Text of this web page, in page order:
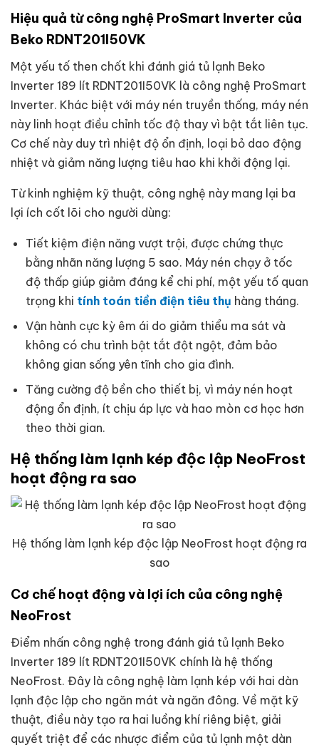
Hiệu quả từ công nghệ ProSmart Inverter của
Beko RDNT201I50VK
Một yếu tố then chốt khi đánh giá tủ lạnh Beko
Inverter 189 lít RDNT201I50VK là công nghệ ProSmart
Inverter. Khác biệt với máy nén truyền thống, máy nén
này linh hoạt điều chỉnh tốc độ thay vì bật tắt liên tục.
Cơ chế này duy trì nhiệt độ ổn định, loại bỏ dao động
nhiệt và giảm năng lượng tiêu hao khi khởi động lại.
Từ kinh nghiệm kỹ thuật, công nghệ này mang lại ba
lợi ích cốt lõi cho người dùng:
Tiết kiệm điện năng vượt trội, được chứng thực
bằng nhãn năng lượng 5 sao. Máy nén chạy ở tốc
độ thấp giúp giảm đáng kể chi phí, một yếu tố quan
trọng khi tính toán tiền điện tiêu thụ hàng tháng.
Vận hành cực kỳ êm ái do giảm thiểu ma sát và
không có chu trình bật tắt đột ngột, đảm bảo
không gian sống yên tĩnh cho gia đình.
Tăng cường độ bền cho thiết bị, vì máy nén hoạt
động ổn định, ít chịu áp lực và hao mòn cơ học hơn
theo thời gian.
Hệ thống làm lạnh kép độc lập NeoFrost
hoạt động ra sao
Hệ thống làm lạnh kép độc lập NeoFrost hoạt động ra
sao
Cơ chế hoạt động và lợi ích của công nghệ
NeoFrost
Điểm nhấn công nghệ trong đánh giá tủ lạnh Beko
Inverter 189 lít RDNT201I50VK chính là hệ thống
NeoFrost. Đây là công nghệ làm lạnh kép với hai dàn
lạnh độc lập cho ngăn mát và ngăn đông. Về mặt kỹ
thuật, điều này tạo ra hai luồng khí riêng biệt, giải
quyết triệt để các nhược điểm của tủ lạnh một dàn